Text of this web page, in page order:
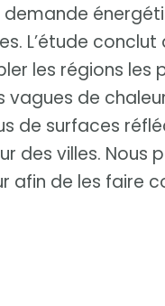
L’étude
les régions les
de
de surfaces
des villes. Nous
afin de les faire